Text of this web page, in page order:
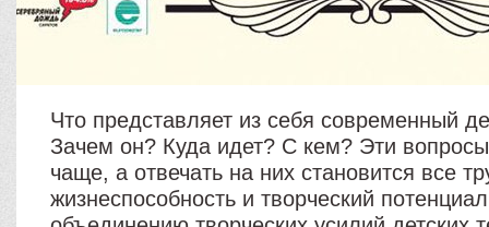
Что представляет из себя современный
Зачем он? Куда идет? С кем? Эти
чаще, а отвечать на них становится все
жизнеспособность и творческий